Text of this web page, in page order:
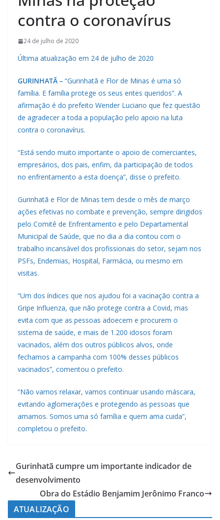
contra o coronavírus
24 de julho de 2020
Última atualização em 24 de julho de 2020
GURINHATÃ – “Gurinhatã e Flor de Minas é uma só
família. E família protege os seus entes queridos”. A
afirmação é do prefeito Wender Luciano que fez questão
de agradecer a toda a população pelo apoio na luta
contra o coronavírus.
“Está sendo muito importante o apoio de comerciantes,
empresários, dos pais, enfim, da participação de todos
no enfrentamento a esta doença”, disse o prefeito.
Gurinhatã e Flor de Minas tem desde o mês de março
ações efetivas no combate e prevenção, sempre dirigidos
pelo Comitê de Enfrentamento e pelo Departamental
Municipal de Saúde, que no dia a dia contou com o
trabalho incansável dos profissionais do setor, sejam nos
PSFs, Endemias, Hospital, Farmácia, ou mesmo em
visitas.
“Um dos índices que nos ajudou foi a vacinação contra a
Gripe Influenza, que não protege contra a Covid, mas
evita com que as pessoas adoecem e procurem o
sistema de saúde, e mais de 1.200 idosos foram
vacinados, além dos outros públicos alvos, onde
fechamos a campanha com 100% desses públicos
vacinados”, comentou o prefeito.
“Não vamos relaxar, vamos continuar usando máscara,
evitando aglomerações e protegendo as pessoas que
amamos. Somos uma só família e quem ama cuida”,
completou o prefeito.
Gurinhatã cumpre um importante indicador de
desenvolvimento
Obra do Estádio Benjamim Jerônimo Franco
ATUALIZAÇÃO